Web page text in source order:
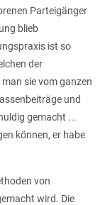
Parteigänger
blieb
ist so
der
sie vom ganzen
und
gemacht ...
können, er habe
von
wird. Die